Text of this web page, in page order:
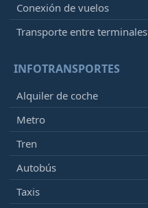
Conexión de vuelos
Transporte entre terminales
INFOTRANSPORTES
Alquiler de coche
Metro
Tren
Autobús
Taxis